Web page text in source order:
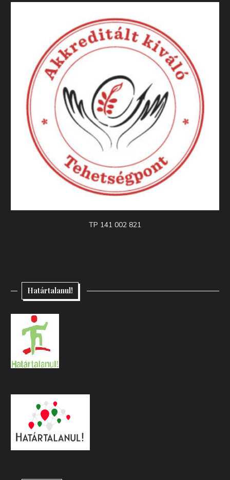
TP 141 002 821
Határtalanul!